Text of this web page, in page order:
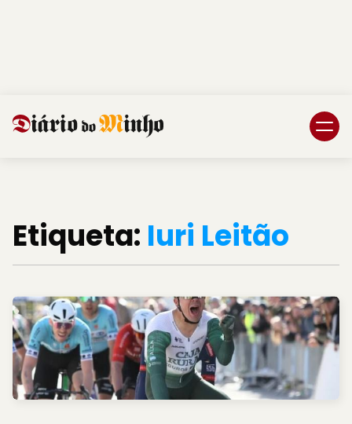
Etiqueta: Iuri Leitão